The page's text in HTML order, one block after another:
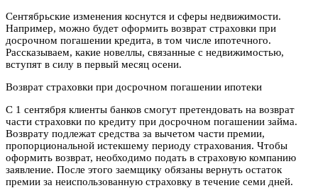
Сентябрьские изменения коснутся и сферы недвижимости.
Например, можно будет оформить возврат страховки при
досрочном погашении кредита, в том числе ипотечного.
Рассказываем, какие новеллы, связанные с недвижимостью,
вступят в силу в первый месяц осени.
Возврат страховки при досрочном погашении ипотеки
С 1 сентября клиенты банков смогут претендовать на возврат
части страховки по кредиту при досрочном погашении займа.
Возврату подлежат средства за вычетом части премии,
пропорциональной истекшему периоду страхования. Чтобы
оформить возврат, необходимо подать в страховую компанию
заявление. После этого заемщику обязаны вернуть остаток
премии за неиспользованную страховку в течение семи дней.